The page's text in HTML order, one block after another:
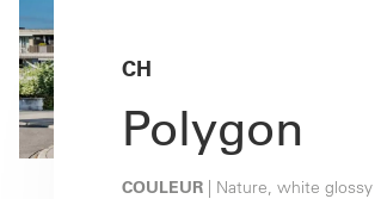
CH
Polygon
COULEUR | Nature, white glossy